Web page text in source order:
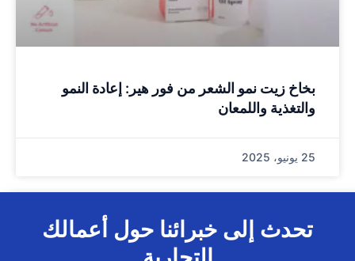
بخاخ زيت نمو الشعر من فور هير: إعادة النمو
والتغذية واللمعان
25 يونيو، 2025
تحدث إلى خبرائنا حول أعمالك